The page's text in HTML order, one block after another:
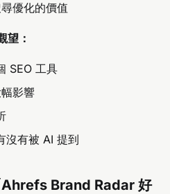
優化的價值
望：
SEO 工具
影響
沒有被 AI 提到
Ahrefs Brand Radar 好